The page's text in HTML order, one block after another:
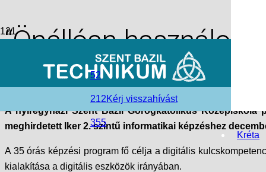
Kréta
52
212
355
Kérj visszahívást
“Önállóan használom
2019-01-04
folder_openHírek,Nyíregyházi Tagintézmény,Szent Bazil
A nyíregyházi Szent Bazil Görögkatolikus Középiskola
meghirdetett Iker 2. szintű informatikai képzéshez
A 35 órás képzési program fő célja a digitális
kialakítása a digitális eszközök irányában.